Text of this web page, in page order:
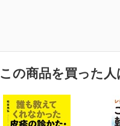
この商品を買った人